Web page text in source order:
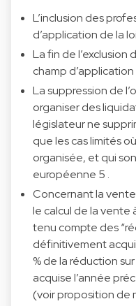
L’inclusion des
d’application de la
La fin de l’exclusion
champ d’application
La suppression de
organiser des
législateur ne
que les cas limités
organisée, et qui
européenne 5 .
Concernant la
le calcul de la vente
tenu compte des
définitivement
% de la réduction
acquise l’année
(voir proposition de